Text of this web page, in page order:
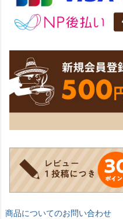
商品についてのお問い合わせ